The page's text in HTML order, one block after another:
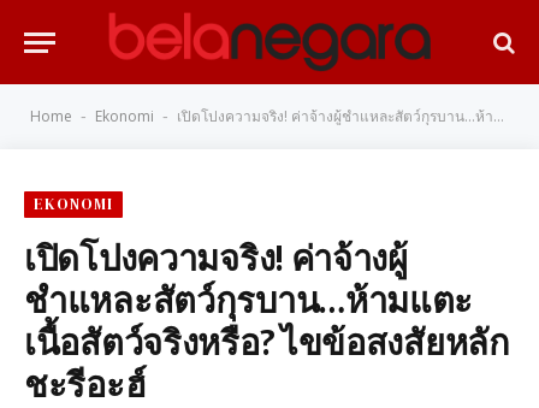
Home - Ekonomi - เปิดโปงความจริง! ค่าจ้างผู้ชำแหละสัตว์กุรบาน…ห้ามแตะเนื้อสัตว์จริงหรือ? ไขข้อสงสัยหลักชะรีอะฮ์
EKONOMI
เปิดโปงความจริง! ค่าจ้างผู้
ชำแหละสัตว์กุรบาน…ห้ามแตะ
เนื้อสัตว์จริงหรือ? ไขข้อสงสัยหลัก
ชะรีอะฮ์